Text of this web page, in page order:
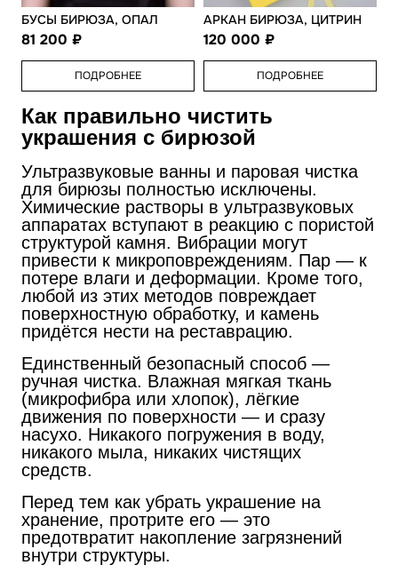
БУСЫ БИРЮЗА, ОПАЛ
81 200
ПОДРОБНЕЕ
АРКАН БИРЮЗА, ЦИТРИН
120 000
ПОДРОБНЕЕ
Как правильно чистить
украшения с бирюзой
Ультразвуковые ванны и паровая чистка
для бирюзы полностью исключены.
Химические растворы в ультразвуковых
аппаратах вступают в реакцию с пористой
структурой камня. Вибрации могут
привести к микроповреждениям. Пар — к
потере влаги и деформации. Кроме того,
любой из этих методов повреждает
поверхностную обработку, и камень
придётся нести на реставрацию.
Единственный безопасный способ —
ручная чистка. Влажная мягкая ткань
(микрофибра или хлопок), лёгкие
движения по поверхности — и сразу
насухо. Никакого погружения в воду,
никакого мыла, никаких чистящих
средств.
Перед тем как убрать украшение на
хранение, протрите его — это
предотвратит накопление загрязнений
внутри структуры.